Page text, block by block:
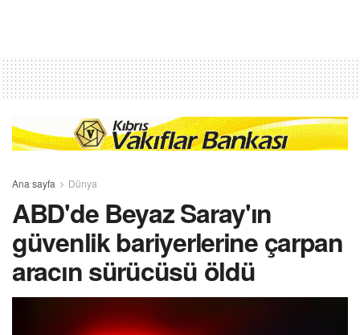
Ana sayfa Dünya
ABD'de Beyaz Saray'ın
güvenlik bariyerlerine çarpan
aracın sürücüsü öldü